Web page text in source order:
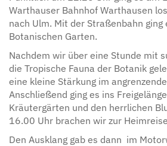
Warthauser Bahnhof Warthausen
nach Ulm. Mit der Straßenbahn ging
Botanischen Garten.
Nachdem wir über eine Stunde mit
die Tropische Fauna der Botanik
eine kleine Stärkung im
Anschließend ging es ins
Kräutergärten und den herrlichen
16.00 Uhr brachen wir zur
Den Ausklang gab es dann im